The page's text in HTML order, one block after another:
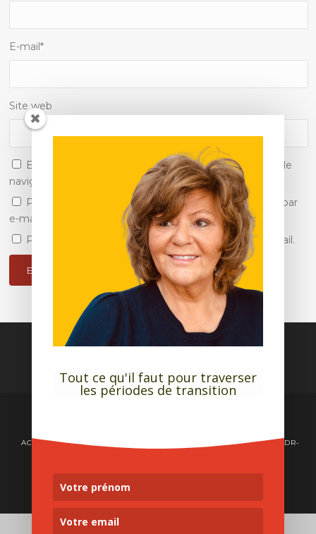
E-mail*
Site web
Enregistrer mon nom, mon e-mail et mon site dans le
navigateur pour mon prochain commentaire.
Prévenez-moi de tous les nouveaux commentaires par
e-mail.
Prévenez-moi de tous les nouveaux articles par e-mail.
ACCUEIL À PROPOS MES ACCOMPAGNEMENTS
EMDR-
Tout ce qu'il faut pour traverser
les périodes de transition